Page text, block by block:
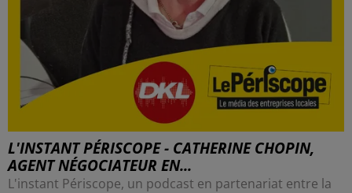
L'INSTANT PÉRISCOPE - CATHERINE CHOPIN,
AGENT NÉGOCIATEUR EN...
L'instant Périscope, un podcast en partenariat entre la